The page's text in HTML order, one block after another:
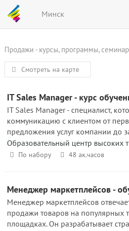
Минск
Продажи - курсы, программы,
Смотреть на карте
IT Sales Manager - курс
IT Sales Manager - специалист,
коммуникацию с клиентом от
предложения услуг компании до
Образовательный центр высоких
По набору 48 ак.часов
Менеджер маркетплейсов -
Менеджер маркетплейсов
продажи товаров на популярных
площадках. Он разрабатывает